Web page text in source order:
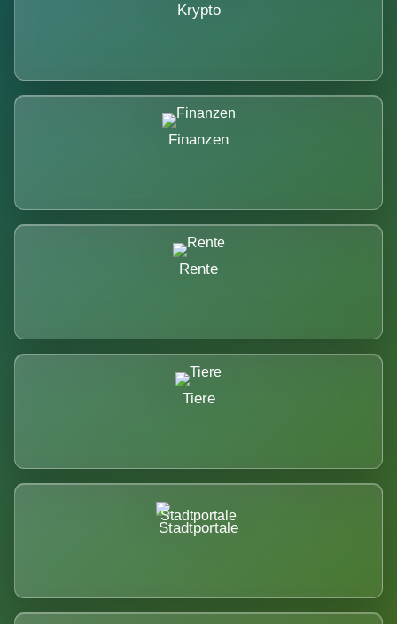
Krypto
Finanzen
Rente
Tiere
Stadtportale